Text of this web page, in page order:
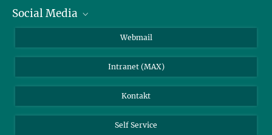
IMPRS Graduiertenschule
Wetterstation
Social Media
BlueSky
Webmail
Intranet (MAX)
Kontakt
Self Service